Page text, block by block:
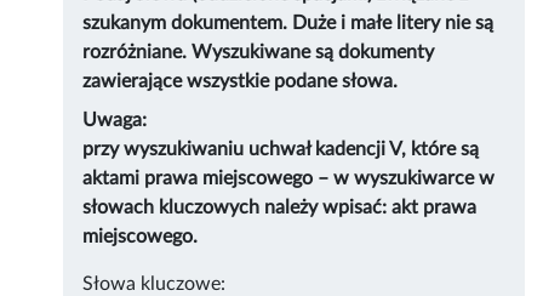
szukanym dokumentem. Duże i małe litery nie są
rozróżniane. Wyszukiwane są dokumenty
zawierające wszystkie podane słowa.
Uwaga:
przy wyszukiwaniu uchwał kadencji V, które są
aktami prawa miejscowego – w wyszukiwarce w
słowach kluczowych należy wpisać: akt prawa
miejscowego.
Słowa kluczowe: